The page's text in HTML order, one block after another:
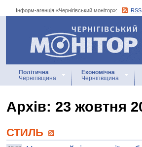
Інформ-агенція «Чернігівський монітор»: RSS
Інформ-агенція
«Чернігівський монітор»
Політична
Чернігівщина
Економічна
Чернігівщина
Архiв: 23 жовтня
СТИЛЬ